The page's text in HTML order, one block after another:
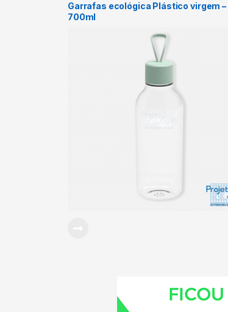
Garrafas ecológica Plástico virgem –
700ml